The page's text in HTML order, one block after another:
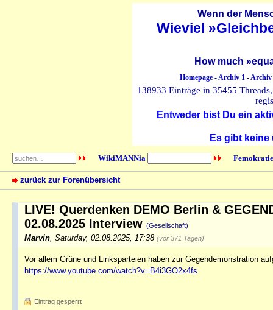
Wenn der
Wieviel
How much
Homepage-Archiv 1-Archiv
138933 Einträge in 35455
Entweder bist Du ein
Es gibt
WikiMANNia
zurück zur Forenübersicht
LIVE! Querdenken DEMO Berlin &
02.08.2025 Interview (Gesellschaft)
Marvin Saturday, 02.08.2025, 17:38 (vor 371 Tagen)
Vor allem Grüne und Linksparteien haben zur Gegendemonstration
https://www.youtube.com/watch?v=B4i3GO2x4fs
Eintrag gesperrt